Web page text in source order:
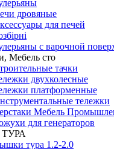
дровяные
для печей
с варочной
Мебель сто
тачки
двухколесные
платформенные
тележки
Мебель
для генераторов
тура 1.2-2.0